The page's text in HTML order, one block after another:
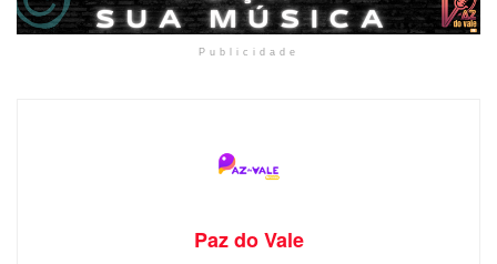
Publicidade
Paz do Vale